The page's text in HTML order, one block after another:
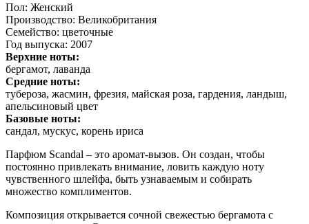
Пол: Женский
Производство: Великобритания
Семейство: цветочные
Год выпуска: 2007
Верхние ноты:
бергамот, лаванда
Средние ноты:
тубероза, жасмин, фрезия, майская роза, гардения, ландыш,
апельсиновый цвет
Базовые ноты:
сандал, мускус, корень ириса
Парфюм Scandal – это аромат-вызов. Он создан, чтобы
постоянно привлекать внимание, ловить каждую ноту
чувственного шлейфа, быть узнаваемым и собирать
множество комплиментов.
Композиция открывается сочной свежестью бергамота с